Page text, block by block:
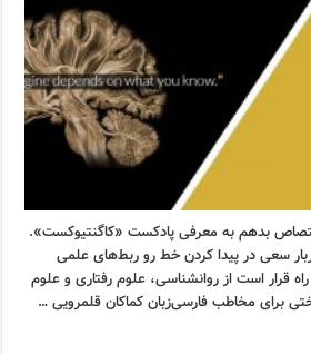
بدهم به معرفی پادکست «کاگنتیوکست».
سعی در پیدا کردن خط رو ربط‌های علمی
قرار است از روانشناسی، علوم رفتاری و علوم
برای مخاطب فارسی‌زبان کماکان قلمرویی …